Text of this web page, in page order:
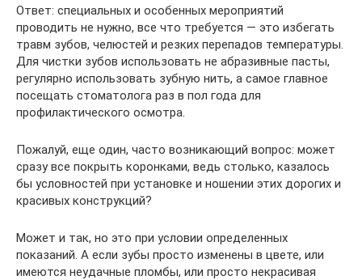
Ответ: специальных и особенных мероприятий
проводить не нужно, все что требуется — это избегать
травм зубов, челюстей и резких перепадов температуры.
Для чистки зубов использовать не абразивные пасты,
регулярно использовать зубную нить, а самое главное
посещать стоматолога раз в пол года для
профилактического осмотра.
Пожалуй, еще один, часто возникающий вопрос: может
сразу все покрыть коронками, ведь столько, казалось
бы условностей при установке и ношении этих дорогих и
красивых конструкций?
Может и так, но это при условии определенных
показаний. А если зубы просто изменены в цвете, или
имеются неудачные пломбы, или просто некрасивая